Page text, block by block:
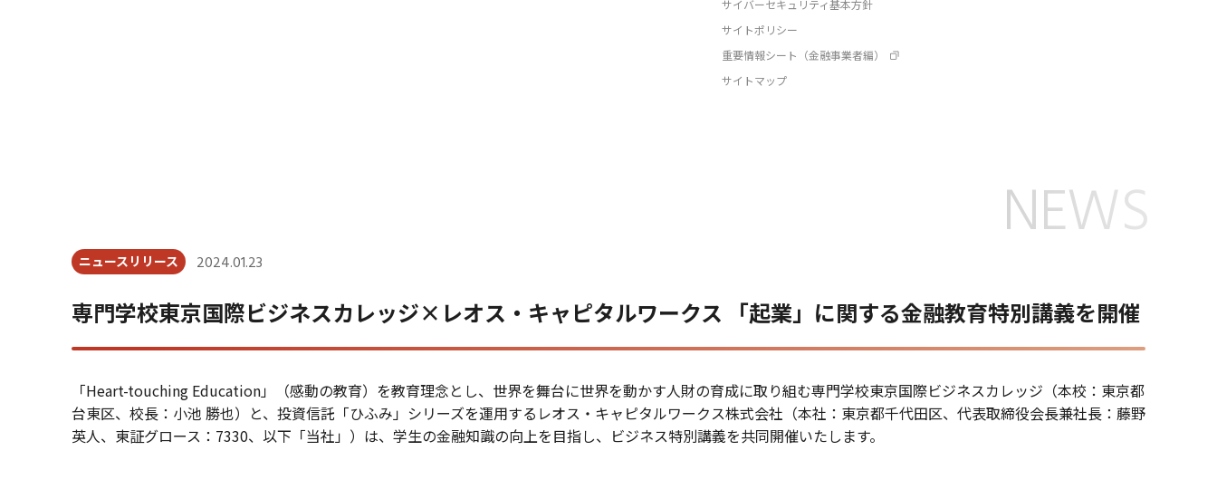
サイバーセキュリティ基本方針
サイトポリシー
重要情報シート（金融事業者編）
サイトマップ
ニュースリリース 2024.01.23
専門学校東京国際ビジネスカレッジ×レオス・キャピタルワークス 「起業」に関する金融教育特別講義を開催
「Heart-touching Education」（感動の教育）を教育理念とし、世界を舞台に世界を動かす人財の育成に取り組む専門学校東京国際ビジネスカレッジ（本校：東京都
台東区、校長：小池 勝也）と、投資信託「ひふみ」シリーズを運用するレオス・キャピタルワークス株式会社（本社：東京都千代田区、代表取締役会長兼社長：藤野
英人、東証グロース： 7330、以下「当社」）は、学生の金融知識の向上を目指し、ビジネス特別講義を共同開催いたします。